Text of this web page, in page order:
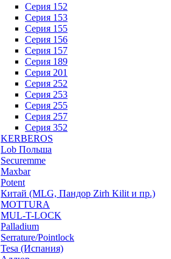
Серия 152
Серия 153
Серия 155
Серия 156
Серия 157
Серия 189
Серия 201
Серия 252
Серия 253
Серия 255
Серия 257
Серия 352
KERBEROS
Lob Польша
Securemme
Maxbar
Potent
Китай (MLG, Пандор Zirh Kilit и пр.)
MOTTURA
MUL-T-LOCK
Palladium
Serrature/Pointlock
Tesa (Испания)